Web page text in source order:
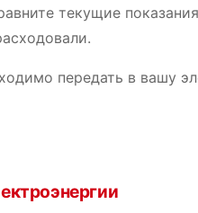
текущие
передать в вашу